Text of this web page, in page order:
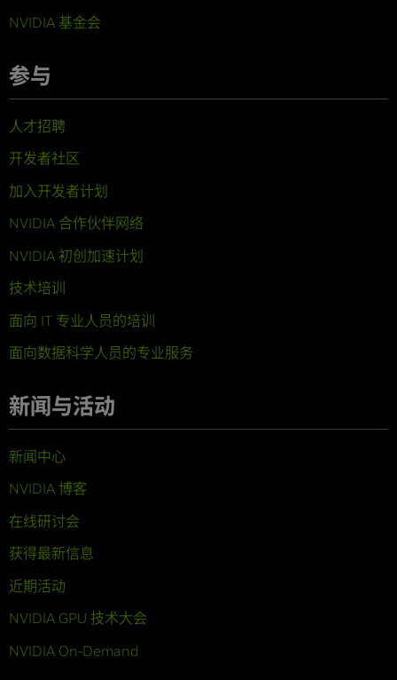
NVIDIA 基金会
参与
人才招聘
开发者社区
加入开发者计划
NVIDIA 合作伙伴网络
NVIDIA 初创加速计划
技术培训
面向 IT 专业人员的培训
面向数据科学人员的专业服务
新闻与活动
新闻中心
NVIDIA 博客
在线研讨会
获得最新信息
近期活动
NVIDIA GPU 技术大会
NVIDIA On-Demand